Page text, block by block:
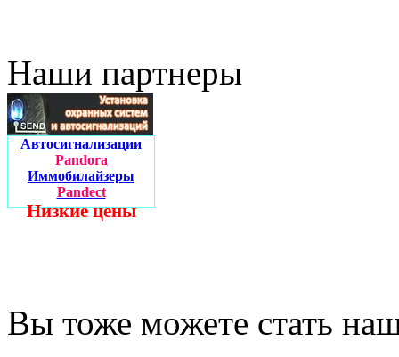
Наши партнеры
Автосигнализации
Pandora
Иммобилайзеры
Pandect
Низкие цены
Вы тоже можете стать